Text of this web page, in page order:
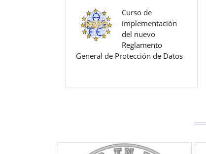
Curso de
implementación
del nuevo
Reglamento
General de Protección de Datos